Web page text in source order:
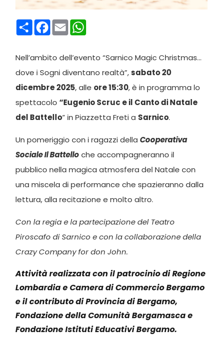
CondividiFacebook
Email
Nell’ambito dell’evento “Sarnico Magic Christmas…
dove i Sogni diventano realtà”,sabato 20
dicembre 2025, alle ore 15:30, è in programma lo
spettacolo“Eugenio Scruc e il Canto di Natale
del Battello” in Piazzetta Freti a Sarnico.
Un pomeriggio con i ragazzi dellaCooperativa
Sociale Il Battelloche accompagneranno il
pubblico nella magica atmosfera del Natale con
una miscela di performance che spazieranno dalla
lettura, alla recitazione e molto altro.
Con la regia e la partecipazione del Teatro
Piroscafo di Sarnico e con la collaborazione della
Crazy Company for don John.
Attività realizzata con il patrocinio di Regione
Lombardia e Camera di Commercio Bergamo
e il contributo di Provincia di Bergamo,
Fondazione della Comunità Bergamasca e
Fondazione Istituti Educativi Bergamo.